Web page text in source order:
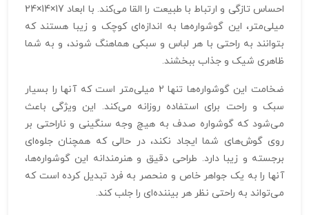
احساس تازگی و ارتباط با طبیعت را القا می‌کند. با ابعاد 17×14×24
میلی‌متر، این گوشواره‌ها به اندازه‌ای کوچک و زیبا هستند که
بتوانند به راحتی با هر لباس و سبکی هماهنگ شوند، و به شما
ظاهری شیک و جذاب ببخشند.
ضخامت این گوشواره‌ها تنها 2 میلی‌متر است که آنها را بسیار
سبک و راحت برای استفاده روزانه می‌کند. این ویژگی باعث
می‌شود که گوشواره صدف به هیچ وجه سنگینی و ناراحتی بر
روی گوش‌های شما ایجاد نکند، در حالی که همچنان جلوه‌ای
برجسته و زیبا دارد. طراحی دقیق و هنرمندانه این گوشواره‌ها،
آنها را به یک جواهر خاص و منحصر به فرد تبدیل کرده است که
می‌تواند به راحتی نظر هر بیننده‌ای را جلب کند.